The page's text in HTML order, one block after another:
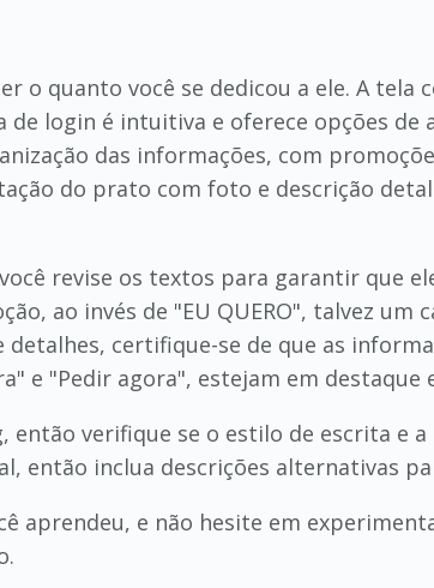
o quanto você se dedicou a ele. A
login é intuitiva e oferece opções de
das informações, com
do prato com foto e descrição
revise os textos para garantir que
ao invés de "EU QUERO", talvez
certifique-se de que as
e "Pedir agora", estejam em destaque
então verifique se o estilo de escrita e
então inclua descrições alternativas
aprendeu, e não hesite em